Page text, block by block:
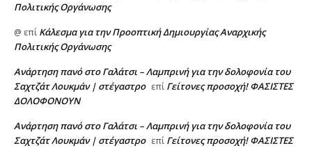
Πολιτικής Οργάνωσης
@ επί Κάλεσμα για την Προοπτική Δημιουργίας Αναρχικής
Πολιτικής Οργάνωσης
Ανάρτηση πανό στο Γαλάτσι – Λαμπρινή για την δολοφονία του
Σαχτζάτ Λουκμάν | στέγαστρο επί Γείτονες προσοχή! ΦΑΣΙΣΤΕΣ
ΔΟΛΟΦΟΝΟΥΝ
Ανάρτηση πανό στο Γαλάτσι – Λαμπρινή για την δολοφονία του
Σαχτζάτ Λουκμάν | στέγαστρο επί Γείτονες προσοχή! ΦΑΣΙΣΤΕΣ